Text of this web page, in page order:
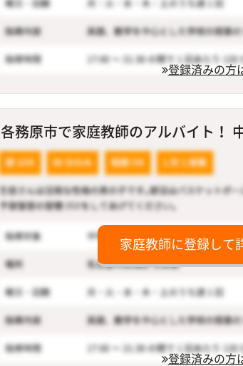
登録済みの方
各務原市で家庭教師のアルバイト！
家庭教師に登録して
登録済みの方